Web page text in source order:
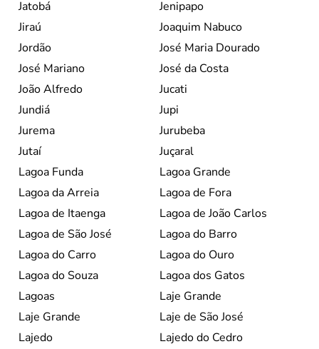
Jatobá
Jenipapo
Jiraú
Joaquim Nabuco
Jordão
José Maria Dourado
José Mariano
José da Costa
João Alfredo
Jucati
Jundiá
Jupi
Jurema
Jurubeba
Jutaí
Juçaral
Lagoa Funda
Lagoa Grande
Lagoa da Arreia
Lagoa de Fora
Lagoa de Itaenga
Lagoa de João Carlos
Lagoa de São José
Lagoa do Barro
Lagoa do Carro
Lagoa do Ouro
Lagoa do Souza
Lagoa dos Gatos
Lagoas
Laje Grande
Laje Grande
Laje de São José
Lajedo
Lajedo do Cedro